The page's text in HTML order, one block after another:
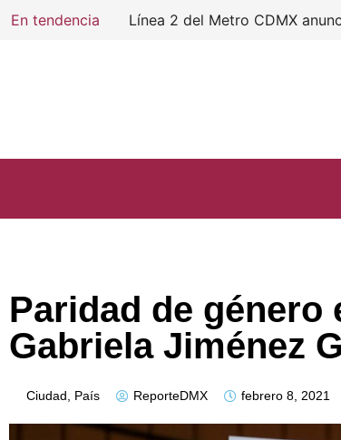
En tendencia
Paridad de género
Gabriela Jiménez
Ciudad País ReporteDMX febrero 8, 2021